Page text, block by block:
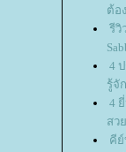
ต้อ
รีวิ
4
รู้จั
4
สว
คี